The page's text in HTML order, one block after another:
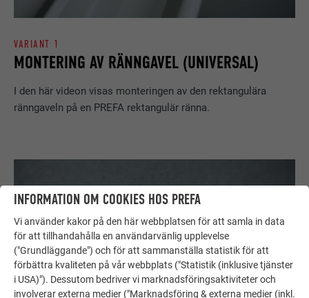
MONTERING AV RÄNNGAVEL (UNIVERSAL)
VARIANT 1
I den här videon visas monteringen av den rektangulära
ränngaveln på en PREFA rektangulär ränna.
INFORMATION OM COOKIES HOS PREFA
Vi använder kakor på den här webbplatsen för att samla in data
för att tillhandahålla en användarvänlig upplevelse
("Grundläggande") och för att sammanställa statistik för att
förbättra kvaliteten på vår webbplats ("Statistik (inklusive tjänster
i USA)"). Dessutom bedriver vi marknadsföringsaktiviteter och
involverar externa medier ("Marknadsföring & externa medier (inkl.